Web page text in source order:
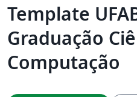
Template
Graduação
Computação